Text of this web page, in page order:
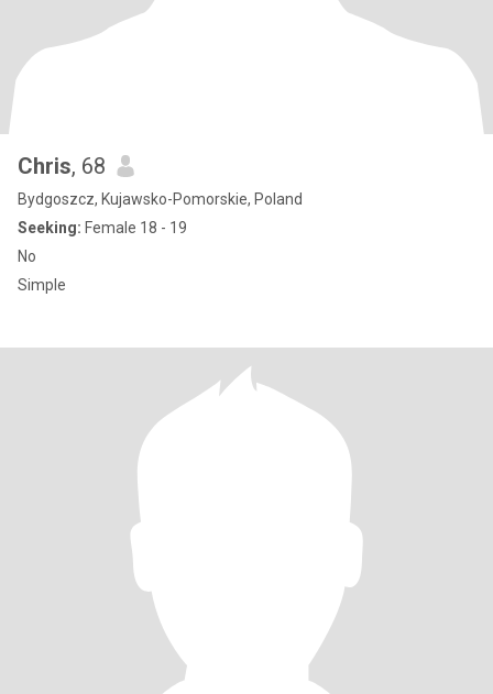
Chris, 68
Bydgoszcz, Kujawsko-Pomorskie, Poland
Seeking: Female 18 - 19
No
Simple